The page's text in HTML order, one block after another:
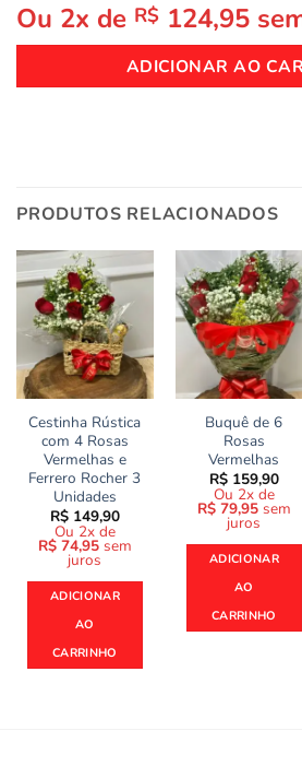
Ou 2x de R$ 124,95
ADICIONAR AO
PRODUTOS RELACIONADOS
Cestinha Rústica
com 4 Rosas
Vermelhas e
Ferrero Rocher 3
Unidades
R$149,90
Ou 2x de
R$74,95 sem
juros
ADICIONAR
AO
CARRINHO
Buquê de 6
Rosas
Vermelhas
R$159,90
Ou 2x de
R$79,95 sem
juros
ADICIONAR
AO
CARRINHO